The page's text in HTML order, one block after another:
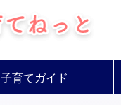
子育てガイド